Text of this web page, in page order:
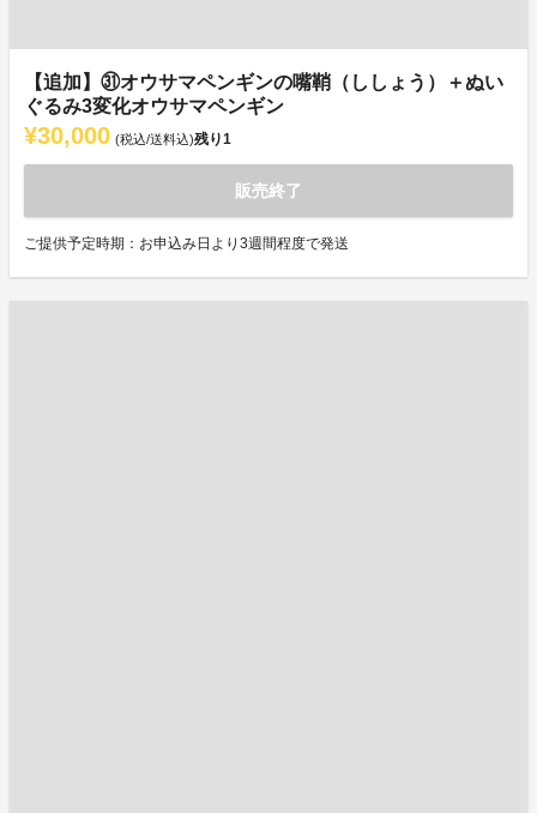
【追加】㉛オウサマペンギンの嘴鞘（ししょう）＋ぬい
ぐるみ3変化オウサマペンギン
¥30,000 (税込/送料込)残り1
販売終了
ご提供予定時期：お申込み日より3週間程度で発送